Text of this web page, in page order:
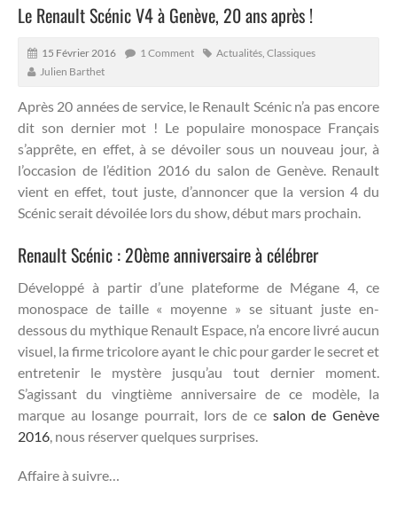
Le Renault Scénic V4 à Genève, 20 ans après !
15 Février 2016 1 Comment Actualités Classiques
Julien Barthet
Après 20 années de service, le Renault Scénic n’a pas encore
dit son dernier mot ! Le populaire monospace Français
s’apprête, en effet, à se dévoiler sous un nouveau jour, à
l’occasion de l’édition 2016 du salon de Genève.Renault
vient en effet, tout juste, d’annoncer que la version 4 du
Scénic serait dévoilée lors du show, début mars prochain.
Renault Scénic : 20ème anniversaire à célébrer
Développé à partir d’une plateforme de Mégane 4, ce
monospace de taille « moyenne » se situant juste en-
dessous du mythique Renault Espace, n’a encore livré aucun
visuel, la firme tricolore ayant le chic pour garder le secret et
entretenir le mystère jusqu’au tout dernier moment.
S’agissant du vingtième anniversaire de ce modèle, la
marque au losange pourrait, lors de ce salon de Genève
2016, nous réserver quelques surprises.
Affaire à suivre…